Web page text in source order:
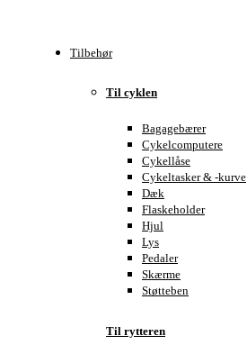
Tilbehør
Til cyklen
Bagagebærer
Cykelcomputere
Cykellåse
Cykeltasker & -kurve
Dæk
Flaskeholder
Hjul
Lys
Pedaler
Skærme
Støtteben
Til rytteren